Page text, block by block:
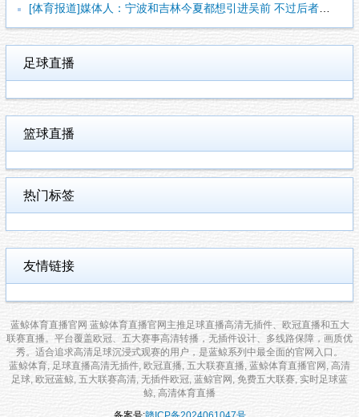
[体育报道]媒体人：宁波和吉林今夏都想引进吴前 不过后者更想
足球直播
篮球直播
热门标签
友情链接
蓝鲸体育直播官网 蓝鲸体育直播官网主推足球直播高清无插件、欧冠直播和五大
联赛直播。平台覆盖欧冠、五大赛事高清转播，无插件设计、多线路保障，画质优
秀。适合追求高清足球沉浸式观赛的用户，是蓝鲸系列中最全面的官网入口。
蓝鲸体育, 足球直播高清无插件, 欧冠直播, 五大联赛直播, 蓝鲸体育直播官网, 高清
足球, 欧冠蓝鲸, 五大联赛高清, 无插件欧冠, 蓝鲸官网, 免费五大联赛, 实时足球蓝
鲸, 高清体育直播